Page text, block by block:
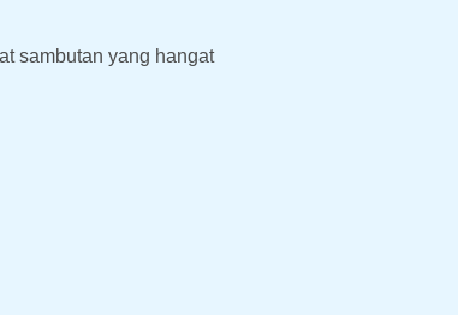
sambutan yang hangat